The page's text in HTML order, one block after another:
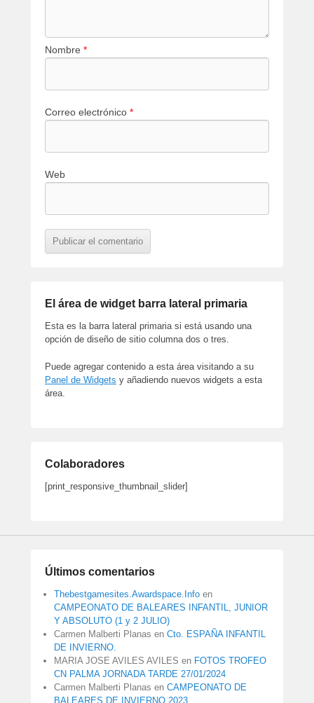
Nombre *
Correo electrónico *
Web
El área de widget barra lateral primaria
Esta es la barra lateral primaria si está usando una
opción de diseño de sitio columna dos o tres.
Puede agregar contenido a esta área visitando a su
Panel de Widgets y añadiendo nuevos widgets a esta
área.
Colaboradores
[print_responsive_thumbnail_slider]
Últimos comentarios
Thebestgamesites.Awardspace.Info en
CAMPEONATO DE BALEARES INFANTIL, JUNIOR
Y ABSOLUTO (1 y 2 JULIO)
Carmen Malberti Planas en Cto. ESPAÑA INFANTIL
DE INVIERNO.
MARIA JOSE AVILES AVILES en FOTOS TROFEO
CN PALMA JORNADA TARDE 27/01/2024
Carmen Malberti Planas en CAMPEONATO DE
BALEARES DE INVIERNO 2023